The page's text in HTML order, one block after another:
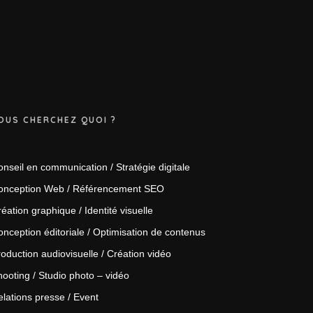
CHERCHEZ QUOI ?
en communication / Stratégie digitale
Web / Référencement SEO
graphique / Identité visuelle
éditoriale / Optimisation de contenus
audiovisuelle / Création vidéo
/ Studio photo – vidéo
presse / Event